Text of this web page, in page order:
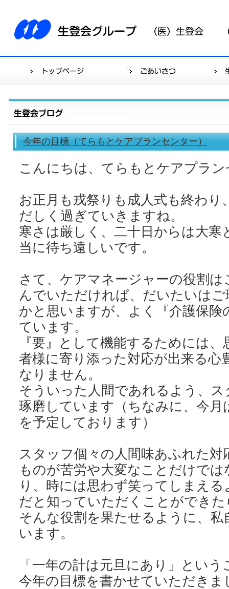
今年の目標（てらもとケアプランセンター）
こんにちは、てらもとケアプラ
お正月も戎祭りも成人式も終わり
だしく過ぎていきますね。
寒さは厳しく、二十日からは大寒
当に待ち遠しいです。
さて、ケアマネージャーの役割
んでいただければ、だいたいは
かと思いますが、よく『介護保
ています。
『要』として機能するためには
者様に寄り添った対応が出来る心
なりません。
そういった人間であれるよう、
琢磨しています（ちなみに、今月
を予定しております）
スタッフ個々の人間味あふれた
ものが苦労や大変なことだけで
り、時には思わず笑ってしまえ
だと知っていただくことができ
そんな役割を果たせるように、
います。
「一年の計は元旦にあり」とい
今年の目標を書かせていただき